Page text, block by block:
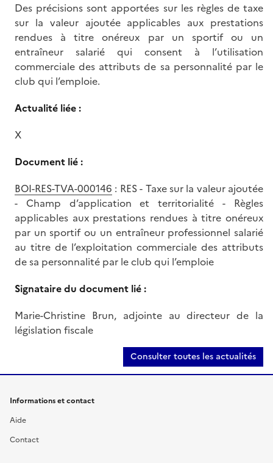
Des précisions sont apportées sur les règles de taxe
sur la valeur ajoutée applicables aux prestations
rendues à titre onéreux par un sportif ou un
entraîneur salarié qui consent à l’utilisation
commerciale des attributs de sa personnalité par le
club qui l’emploie.
Actualité liée :
X
Document lié :
BOI-RES-TVA-000146 : RES - Taxe sur la valeur ajoutée
- Champ d’application et territorialité - Règles
applicables aux prestations rendues à titre onéreux
par un sportif ou un entraîneur professionnel salarié
au titre de l’exploitation commerciale des attributs
de sa personnalité par le club qui l’emploie
Signataire du document lié :
Marie-Christine Brun, adjointe au directeur de la
législation fiscale
Consulter toutes les actualités
Informations et contact
Aide
Contact